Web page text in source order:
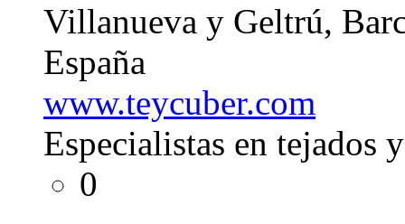
Villanueva y Geltrú,
España
www.teycuber.com
Especialistas en tejados
0